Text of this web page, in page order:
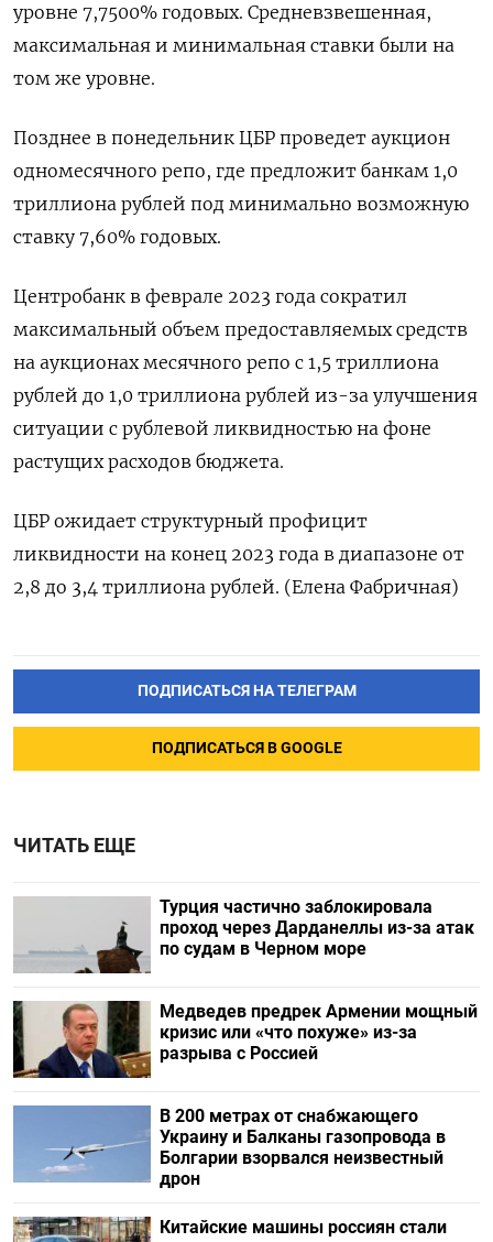
уровне 7,7500% годовых. Средневзвешенная,
максимальная и минимальная ставки были на
том же уровне.
Позднее в понедельник ЦБР проведет аукцион
одномесячного репо, где предложит банкам 1,0
триллиона рублей под минимально возможную
ставку 7,60% годовых.
Центробанк в феврале 2023 года сократил
максимальный объем предоставляемых средств
на аукционах месячного репо с 1,5 триллиона
рублей до 1,0 триллиона рублей из-за улучшения
ситуации с рублевой ликвидностью на фоне
растущих расходов бюджета.
ЦБР ожидает структурный профицит
ликвидности на конец 2023 года в диапазоне от
2,8 до 3,4 триллиона рублей. (Елена Фабричная)
ПОДПИСАТЬСЯ НА ТЕЛЕГРАМ
ПОДПИСАТЬСЯ В GOOGLE
ЧИТАТЬ ЕЩЕ
Турция частично заблокировала
проход через Дарданеллы из-за атак
по судам в Черном море
Медведев предрек Армении мощный
кризис или «что похуже» из-за
разрыва с Россией
В 200 метрах от снабжающего
Украину и Балканы газопровода в
Болгарии взорвался неизвестный
дрон
Китайские машины россиян стали